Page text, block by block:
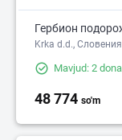
Гербион
Krka d.d., Словения
Mavjud: 2
48 774 so'm